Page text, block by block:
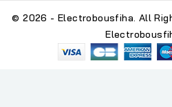
© 2026 - Electrobousfiha. All